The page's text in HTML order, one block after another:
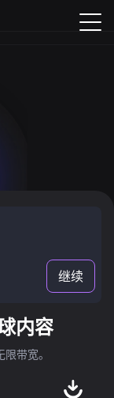
继续
内容
带宽。